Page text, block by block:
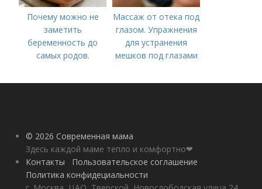
Почему можно не
заметить
беременность до
самых родов.
беременность: что
Массаж от отека под
глазом. Упражнения
для устранения
мешков под глазами
© 2026 Современная мама
Здесь каждой маме тепло и комфортно❤
Контакты
Пользовательское соглашение
Политика конфидециальности